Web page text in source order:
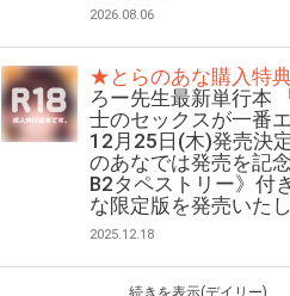
2026.08.06
★とらのあな購入特
ろー先生最新単行本
士のセックスが一番
12月25日(木)発売決
のあなでは発売を記
B2タペストリー》付
な限定版を発売いた
2025.12.18